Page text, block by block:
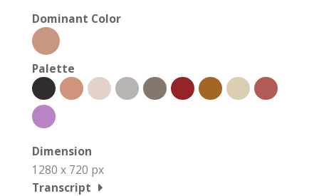
Dominant Color
Palette
Dimension
1280 x 720 px
Transcript